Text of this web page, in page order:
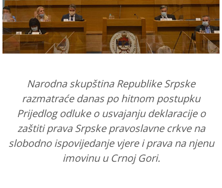
Narodna skupština Republike Srpske
razmatraće danas po hitnom postupku
Prijedlog odluke o usvajanju deklaracije o
zaštiti prava Srpske pravoslavne crkve na
slobodno ispovijedanje vjere i prava na njenu
imovinu u Crnoj Gori.